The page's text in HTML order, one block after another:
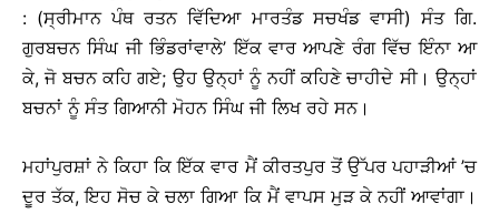
: (ਸ੍ਰੀਮਾਨ ਪੰਥ ਰਤਨ ਵਿੱਦਿਆ ਮਾਰਤੰਡ ਸਚਖੰਡ ਵਾਸੀ) ਸੰਤ ਗਿ.
ਗੁਰਬਚਨ ਸਿੰਘ ਜੀ ਭਿੰਡਰਾਂਵਾਲੇ’ ਇੱਕ ਵਾਰ ਆਪਣੇ ਰੰਗ ਵਿੱਚ ਇੰਨਾ ਆ
ਕੇ, ਜੋ ਬਚਨ ਕਹਿ ਗਏ; ਉਹ ਉਨ੍ਹਾਂ ਨੂੰ ਨਹੀਂ ਕਹਿਣੇ ਚਾਹੀਦੇ ਸੀ। ਉਨ੍ਹਾਂ
ਬਚਨਾਂ ਨੂੰ ਸੰਤ ਗਿਆਨੀ ਮੋਹਨ ਸਿੰਘ ਜੀ ਲਿਖ ਰਹੇ ਸਨ।
ਮਹਾਂਪੁਰਸ਼ਾਂ ਨੇ ਕਿਹਾ ਕਿ ਇੱਕ ਵਾਰ ਮੈਂ ਕੀਰਤਪੁਰ ਤੋਂ ਉੱਪਰ ਪਹਾੜੀਆਂ ’ਚ
ਦੂਰ ਤੱਕ, ਇਹ ਸੋਚ ਕੇ ਚਲਾ ਗਿਆ ਕਿ ਮੈਂ ਵਾਪਸ ਮੁੜ ਕੇ ਨਹੀਂ ਆਵਾਂਗਾ।